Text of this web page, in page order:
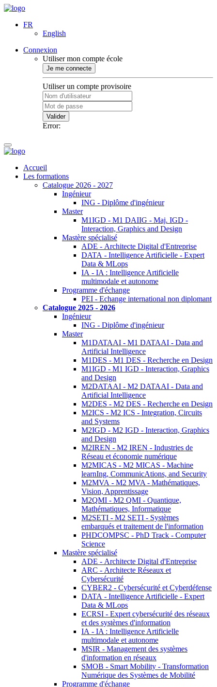
FR
English
Connexion
Utiliser mon compte école
Je me connecte
Utiliser un compte provisoire
Valider
Error:
Accueil
Les formations
Catalogue 2026 - 2027
Ingénieur
ING - Diplôme d'ingénieur
Master
M1IGD - M1 DAIIG - Maj. IGD -
Interaction, Graphics and Design
Mastère spécialisé
ADE - Architecte Digital d'Entreprise
DATA - Intelligence Artificielle - Expert
Data & MLops
IA - IA : Intelligence Artificielle
multimodale et autonome
Programme d'échange
PEI - Echange international non diplomant
Catalogue 2025 - 2026
Ingénieur
ING - Diplôme d'ingénieur
Master
M1DATAAI - M1 DATAAI - Data and
Artificial Intelligence
M1DES - M1 DES - Recherche en Design
M1IGD - M1 IGD - Interaction, Graphics
and Design
M2DATAAI - M2 DATAAI - Data and
Artificial Intelligence
M2DES - M2 DES - Recherche en Design
M2ICS - M2 ICS - Integration, Circuits
and Systems
M2IGD - M2 IGD - Interaction, Graphics
and Design
M2IREN - M2 IREN - Industries de
Réseau et économie numérique
M2MICAS - M2 MICAS - Machine
learnIng, CommunicAtions, and Security
M2MVA - M2 MVA - Mathématiques,
Vision, Apprentissage
M2QMI - M2 QMI - Quantique,
Mathématiques, Informatique
M2SETI - M2 SETI - Systèmes
embarqués et traitement de l'information
PHDCOMPSC - PhD Track - Computer
Science
Mastère spécialisé
ADE - Architecte Digital d'Entreprise
ARC - Architecte Réseaux et
Cybersécurité
CYBER2 - Cybersécurité et Cyberdéfense
DATA - Intelligence Artificielle - Expert
Data & MLops
ECRSI - Expert cybersécurité des réseaux
et des systèmes d'information
IA - IA : Intelligence Artificielle
multimodale et autonome
MSIR - Management des systèmes
d'information en réseaux
SMOB - Smart Mobility - Transformation
Numérique des Systèmes de Mobilité
Programme d'échange